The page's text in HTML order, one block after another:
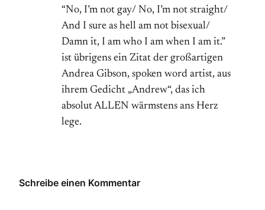
“No, I’m not gay/ No, I’m not straight/
And I sure as hell am not bisexual/
Damn it, I am who I am when I am it.”
ist übrigens ein Zitat der großartigen
Andrea Gibson, spoken word artist, aus
ihrem Gedicht „Andrew“, das ich
absolut ALLEN wärmstens ans Herz
lege.
Schreibe einen Kommentar